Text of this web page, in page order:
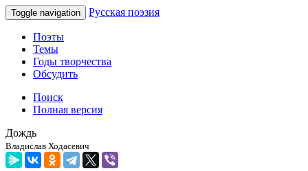
Toggle navigation Русская поэзия
Поэты
Темы
Годы творчества
Обсудить
Поиск
Полная версия
Дождь
Владислав Ходасевич